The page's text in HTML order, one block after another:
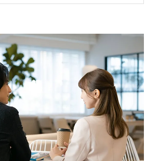
婚相談所おすすめタイプ別解説
ーと結婚相談所の違いを比較
所の強みと婚活パーティーの特徴
婚活イベントと相談所の比較視点
所はじっくり、パーティーは即効
ティーはその場のコミュ力が重要
所で見極める条件や人柄の違い